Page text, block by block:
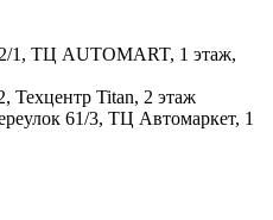
1, ТЦ AUTOMART, 1 этаж,
Техцентр Titan, 2 этаж
61/3, ТЦ Автомаркет, 1